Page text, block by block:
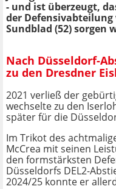
- und ist überzeugt,
der
Sundblad (52) sorgen
Nach Düsseldorf-
zu den Dresdner
2021 verließ der
wechselte zu den
später für die
Im Trikot des
McCrea mit seinen
den formstärksten
Düsseldorfs DEL2-
2024/25 konnte er